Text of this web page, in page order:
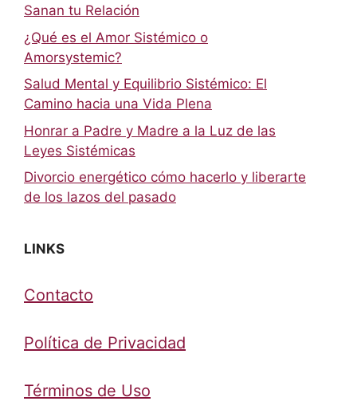
Sanan tu Relación
¿Qué es el Amor Sistémico o
Amorsystemic?
Salud Mental y Equilibrio Sistémico: El
Camino hacia una Vida Plena
Honrar a Padre y Madre a la Luz de las
Leyes Sistémicas
Divorcio energético cómo hacerlo y liberarte
de los lazos del pasado
LINKS
Contacto
Política de Privacidad
Términos de Uso